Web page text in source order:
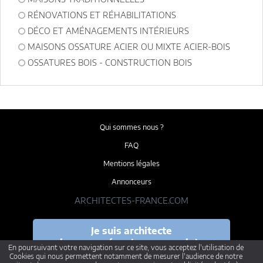
RÉNOVATIONS ET RÉHABILITATIONS
DÉCO ET AMÉNAGEMENTS INTÉRIEURS
MAISONS OSSATURE ACIER OU MIXTE ACIER-BOIS
OSSATURES BOIS - CONSTRUCTION BOIS
Qui sommes nous ?
FAQ
Mentions légales
Annonceurs
ARCHITECTES-FRANCE.COM
Je suis architecte
je veux présenter mes projets
En poursuivant votre navigation sur ce site, vous acceptez l'utilisation de
Cookies qui nous permettent notamment de mesurer l'audience de notre